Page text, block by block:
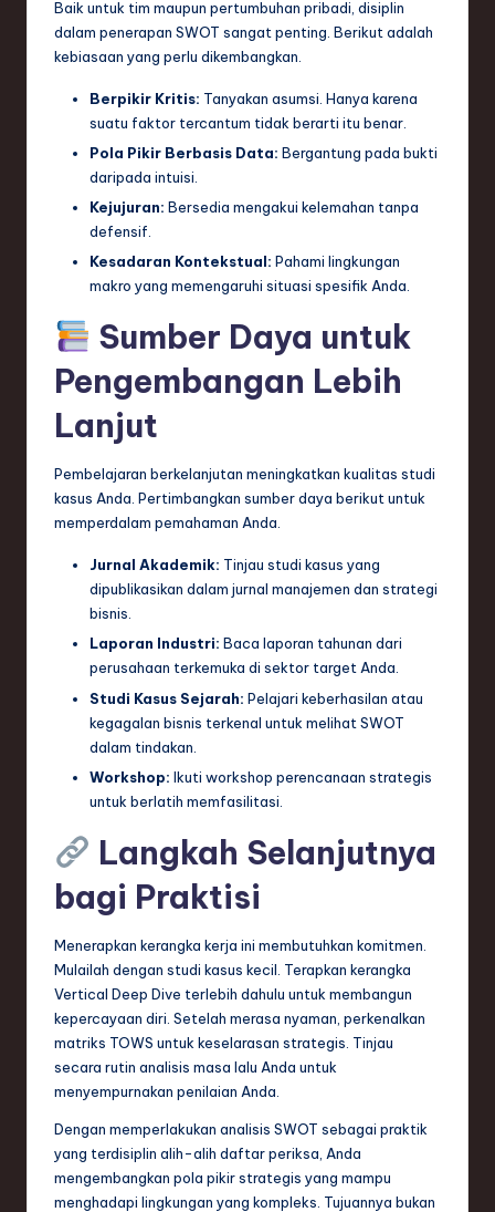
Baik untuk tim maupun pertumbuhan pribadi, disiplin
dalam penerapan SWOT sangat penting. Berikut adalah
kebiasaan yang perlu dikembangkan.
Berpikir Kritis: Tanyakan asumsi. Hanya karena
suatu faktor tercantum tidak berarti itu benar.
Pola Pikir Berbasis Data: Bergantung pada bukti
daripada intuisi.
Kejujuran: Bersedia mengakui kelemahan tanpa
defensif.
Kesadaran Kontekstual: Pahami lingkungan
makro yang memengaruhi situasi spesifik Anda.
Sumber Daya untuk
Pengembangan Lebih
Lanjut
Pembelajaran berkelanjutan meningkatkan kualitas studi
kasus Anda. Pertimbangkan sumber daya berikut untuk
memperdalam pemahaman Anda.
Jurnal Akademik: Tinjau studi kasus yang
dipublikasikan dalam jurnal manajemen dan strategi
bisnis.
Laporan Industri: Baca laporan tahunan dari
perusahaan terkemuka di sektor target Anda.
Studi Kasus Sejarah: Pelajari keberhasilan atau
kegagalan bisnis terkenal untuk melihat SWOT
dalam tindakan.
Workshop: Ikuti workshop perencanaan strategis
untuk berlatih memfasilitasi.
Langkah Selanjutnya
bagi Praktisi
Menerapkan kerangka kerja ini membutuhkan komitmen.
Mulailah dengan studi kasus kecil. Terapkan kerangka
Vertical Deep Dive terlebih dahulu untuk membangun
kepercayaan diri. Setelah merasa nyaman, perkenalkan
matriks TOWS untuk keselarasan strategis. Tinjau
secara rutin analisis masa lalu Anda untuk
menyempurnakan penilaian Anda.
Dengan memperlakukan analisis SWOT sebagai praktik
yang terdisiplin alih-alih daftar periksa, Anda
mengembangkan pola pikir strategis yang mampu
menghadapi lingkungan yang kompleks. Tujuannya bukan